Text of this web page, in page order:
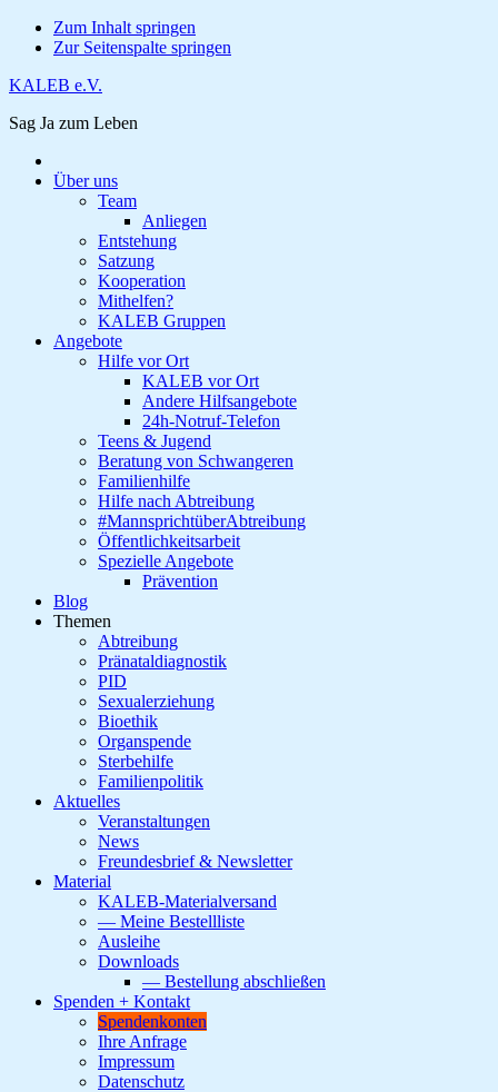
Zum Inhalt springen
Zur Seitenspalte springen
KALEB e.V.
Sag Ja zum Leben
Über uns
Team
Anliegen
Entstehung
Satzung
Kooperation
Mithelfen?
KALEB Gruppen
Angebote
Hilfe vor Ort
KALEB vor Ort
Andere Hilfsangebote
24h-Notruf-Telefon
Teens & Jugend
Beratung von Schwangeren
Familienhilfe
Hilfe nach Abtreibung
#MannsprichtüberAbtreibung
Öffentlichkeitsarbeit
Spezielle Angebote
Prävention
Blog
Themen
Abtreibung
Pränataldiagnostik
PID
Sexualerziehung
Bioethik
Organspende
Sterbehilfe
Familienpolitik
Aktuelles
Veranstaltungen
News
Freundesbrief & Newsletter
Material
KALEB-Materialversand
— Meine Bestellliste
Ausleihe
Downloads
— Bestellung abschließen
Spenden + Kontakt
Spendenkonten
Ihre Anfrage
Impressum
Datenschutz